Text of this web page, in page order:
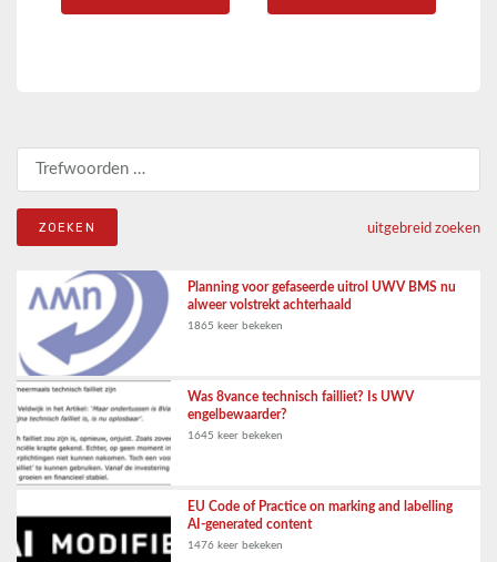
Zoeken naar:
uitgebreid zoeken
Planning voor gefaseerde uitrol UWV BMS nu
alweer volstrekt achterhaald
1865 keer bekeken
Was 8vance technisch failliet? Is UWV
engelbewaarder?
1645 keer bekeken
EU Code of Practice on marking and labelling
AI-generated content
1476 keer bekeken